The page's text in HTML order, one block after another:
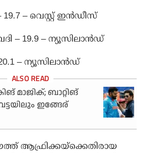
– വെസ്റ്റ് ഇന്‍ഡീസ്
– 19.9 – ന്യൂസിലാന്‍ഡ്
– ന്യൂസിലാന്‍ഡ്
മാജിക്; ബാറ്റിങ്
ഇങ്ങേര്
ആഫ്രിക്കയ്ക്കെതിരായ